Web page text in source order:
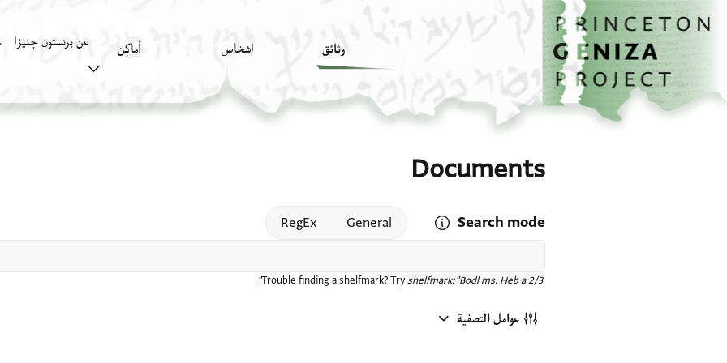
تخطي إلى المحتوى الرئيسي
الصفحة الرئيسية
وثائق اشخاص أَماكِن عن برنستون جنيزا
Documents
Search mode
Open search mode help
General
RegEx
Trouble finding a shelfmark? Try shelfmark:"Bodl ms. Heb a 2/3"
عوامل التصفية